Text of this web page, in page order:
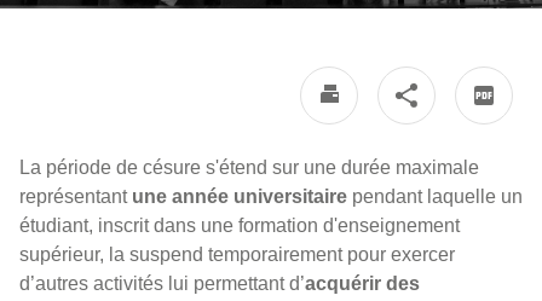
La période de césure s'étend sur une durée maximale
représentant une année universitaire pendant laquelle un
étudiant, inscrit dans une formation d'enseignement
supérieur, la suspend temporairement pour exercer
d’autres activités lui permettant d’acquérir des